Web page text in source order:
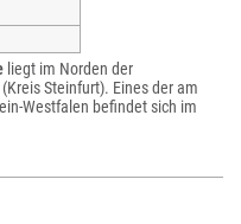
liegt im Norden der
Steinfurt). Eines der am
Westfalen befindet sich im